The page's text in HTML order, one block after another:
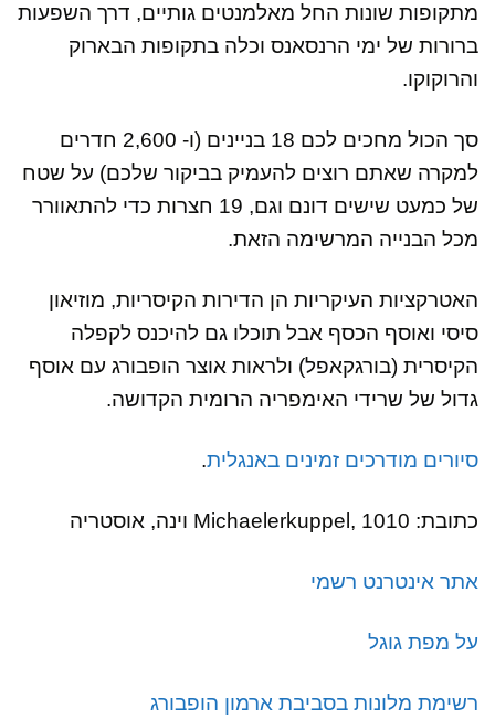
מתקופות שונות החל מאלמנטים גותיים, דרך השפעות
ברורות של ימי הרנסאנס וכלה בתקופות הבארוק
והרוקוקו.
סך הכול מחכים לכם 18 בניינים (ו- 2,600 חדרים
למקרה שאתם רוצים להעמיק בביקור שלכם) על שטח
של כמעט שישים דונם וגם, 19 חצרות כדי להתאוורר
מכל הבנייה המרשימה הזאת.
האטרקציות העיקריות הן הדירות הקיסריות, מוזיאון
סיסי ואוסף הכסף אבל תוכלו גם להיכנס לקפלה
הקיסרית (בורגקאפל) ולראות אוצר הופבורג עם אוסף
גדול של שרידי האימפריה הרומית הקדושה.
סיורים מודרכים זמינים באנגלית.
כתובת: Michaelerkuppel, 1010 וינה, אוסטריה
אתר אינטרנט רשמי
על מפת גוגל
רשימת מלונות בסביבת ארמון הופבורג